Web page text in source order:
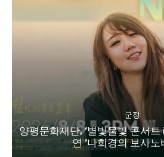
군정
양평문화재단, ‘별빛물빛 콘서트
연 ‘나희경의 보사노